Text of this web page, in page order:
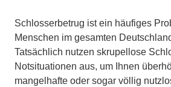
Schlosserbetrug ist ein häufiges
Menschen im gesamten
Tatsächlich nutzen skrupellose
Notsituationen aus, um Ihnen
mangelhafte oder sogar völlig